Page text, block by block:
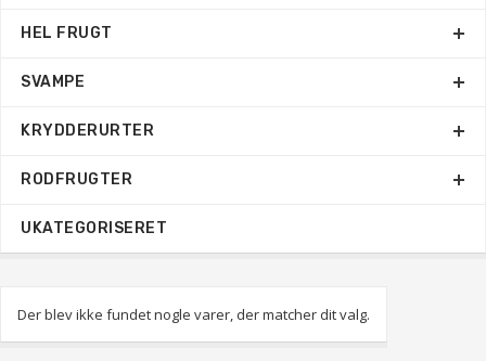
Der blev ikke fundet nogle varer, der matcher dit valg.
HEL FRUGT
SVAMPE
KRYDDERURTER
RODFRUGTER
UKATEGORISERET